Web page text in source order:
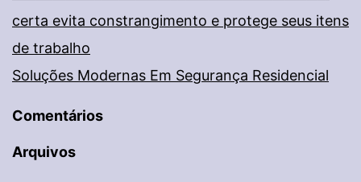
certa evita constrangimento e protege seus itens
de trabalho
Soluções Modernas Em Segurança Residencial
Comentários
Arquivos